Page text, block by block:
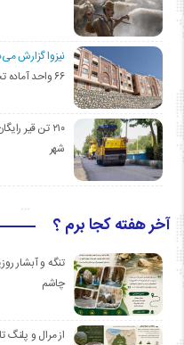
نیزوا گزارش
۶۶ واحد آماده تحویل در پروژه۱۳۸ واحدی مهدیشهر
۲۱۰ تن قیر
شهر
آخر هفته کجا برم ؟
تنگه و آبشار
چاشم
از مرال و پلنگ